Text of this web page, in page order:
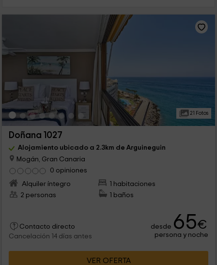
21 Fotos
Doñana 1027
Alojamiento ubicado a 2.3km de Arguineguin
Mogán, Gran Canaria
0 opiniones
Alquiler íntegro
1 habitaciones
2 personas
1 baños
Contacto directo
Cancelación 14 días antes
desde 65€
persona y noche
VER OFERTA